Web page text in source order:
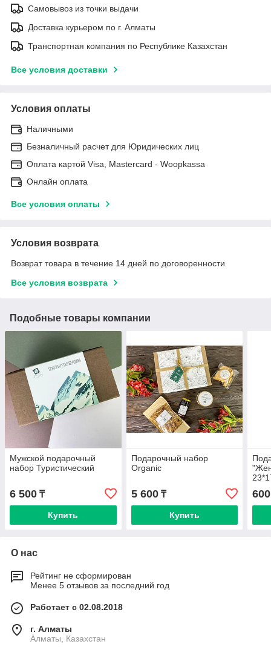
Самовывоз из точки выдачи
Доставка курьером по г. Алматы
Транспортная компания по Республике Казахстан
Все условия доставки
Условия оплаты
Наличными
Безналичный расчет для Юридических лиц
Оплата картой Visa, Mastercard - Woopkassa
Онлайн оплата
Все условия оплаты
Условия возврата
Возврат товара в течение 14 дней по договоренности
Все условия возврата
Подобные товары компании
Мужской подарочный
набор Туристический
6 500 ₸
Купить
Подарочный набор
Organic
5 600₸
Купить
600
О нас
Рейтинг не сформирован
Менее 5 отзывов за последний год
Работает с 02.08.2018
г. Алматы
Алматы, Казахстан